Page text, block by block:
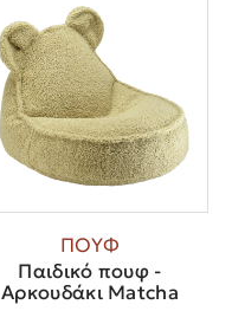
ΠΟΥΦ
Παιδικό πουφ -
Αρκουδάκι Matcha